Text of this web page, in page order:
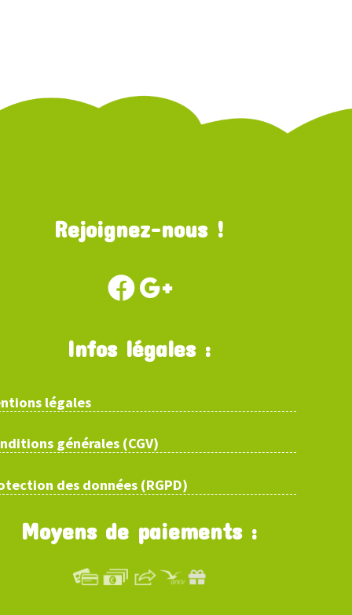
Rejoignez-nous !
Infos légales :
légales
générales (CGV)
des données (RGPD)
Moyens de paiements :